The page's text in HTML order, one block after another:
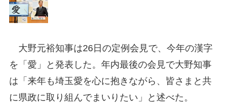
大野元裕知事は26日の定例会見で、今年の漢字
を「愛」と発表した。年内最後の会見で大野知事
は「来年も埼玉愛を心に抱きながら、皆さまと共
に県政に取り組んでまいりたい」と述べた。